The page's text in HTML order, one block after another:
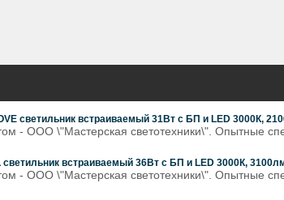
светильник встраиваемый 31Вт с БП и LED 3000К,
- ООО \"Мастерская светотехники\". Опытные
светильник встраиваемый 36Вт с БП и LED 3000К,
- ООО \"Мастерская светотехники\". Опытные